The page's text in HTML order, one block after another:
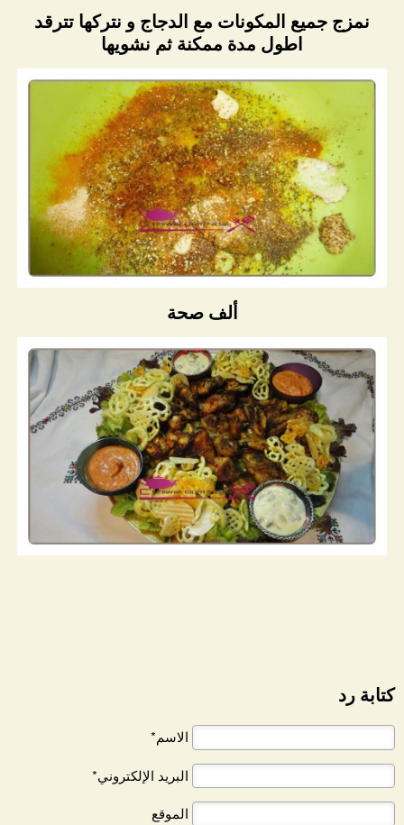
نمزج جميع المكونات مع الدجاج و نتركها تترقد
اطول مدة ممكنة ثم نشويها
ألف صحة
كتابة رد
الاسم*
البريد الإلكتروني*
الموقع